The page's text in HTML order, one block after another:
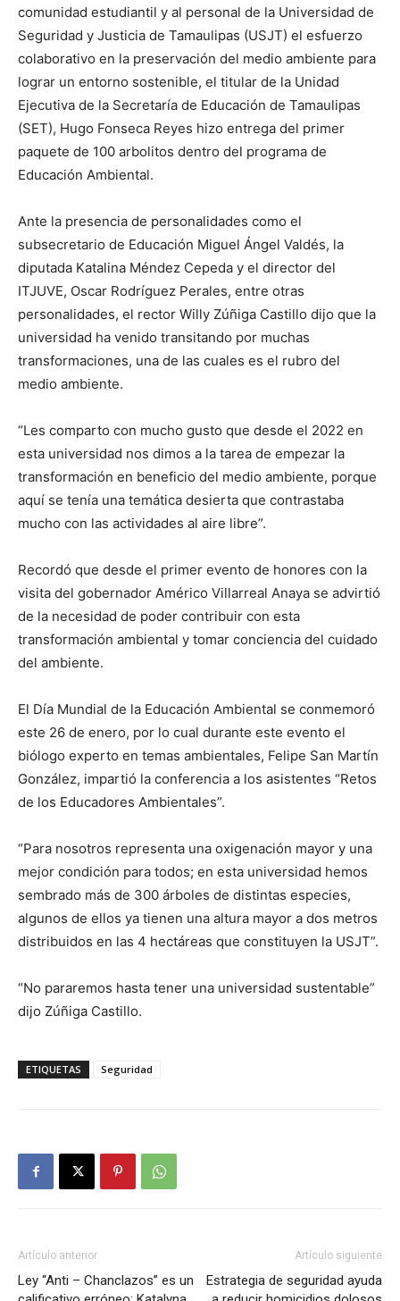
comunidad estudiantil y al personal de la Universidad de
Seguridad y Justicia de Tamaulipas (USJT) el esfuerzo
colaborativo en la preservación del medio ambiente para
lograr un entorno sostenible, el titular de la Unidad
Ejecutiva de la Secretaría de Educación de Tamaulipas
(SET), Hugo Fonseca Reyes hizo entrega del primer
paquete de 100 arbolitos dentro del programa de
Educación Ambiental.
Ante la presencia de personalidades como el
subsecretario de Educación Miguel Ángel Valdés, la
diputada Katalina Méndez Cepeda y el director del
ITJUVE, Oscar Rodríguez Perales, entre otras
personalidades, el rector Willy Zúñiga Castillo dijo que la
universidad ha venido transitando por muchas
transformaciones, una de las cuales es el rubro del
medio ambiente.
“Les comparto con mucho gusto que desde el 2022 en
esta universidad nos dimos a la tarea de empezar la
transformación en beneficio del medio ambiente, porque
aquí se tenía una temática desierta que contrastaba
mucho con las actividades al aire libre”.
Recordó que desde el primer evento de honores con la
visita del gobernador Américo Villarreal Anaya se advirtió
de la necesidad de poder contribuir con esta
transformación ambiental y tomar conciencia del cuidado
del ambiente.
El Día Mundial de la Educación Ambiental se conmemoró
este 26 de enero, por lo cual durante este evento el
biólogo experto en temas ambientales, Felipe San Martín
González, impartió la conferencia a los asistentes “Retos
de los Educadores Ambientales”.
“Para nosotros representa una oxigenación mayor y una
mejor condición para todos; en esta universidad hemos
sembrado más de 300 árboles de distintas especies,
algunos de ellos ya tienen una altura mayor a dos metros
distribuidos en las 4 hectáreas que constituyen la USJT”.
“No pararemos hasta tener una universidad sustentable”
dijo Zúñiga Castillo.
ETIQUETAS Seguridad
Artículo anterior
Ley “Anti – Chanclazos” es un
Artículo siguiente
Estrategia de seguridad ayuda